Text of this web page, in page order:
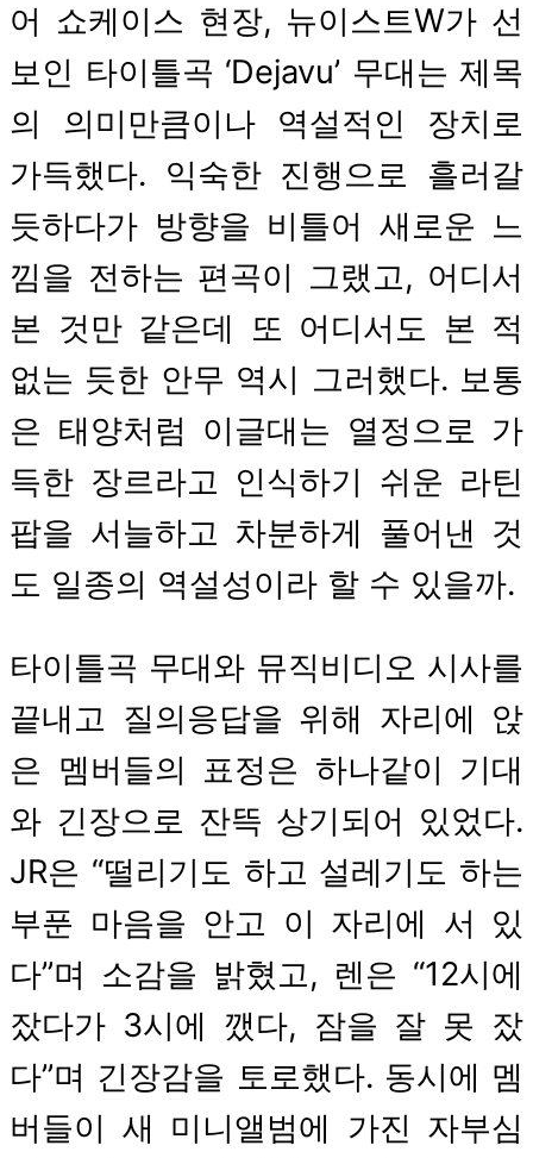
어 쇼케이스 현장, 뉴이스트W가 선
보인 타이틀곡 ‘Dejavu’ 무대는 제목
의 의미만큼이나 역설적인 장치로
가득했다. 익숙한 진행으로 흘러갈
듯하다가 방향을 비틀어 새로운 느
낌을 전하는 편곡이 그랬고, 어디서
본 것만 같은데 또 어디서도 본 적
없는 듯한 안무 역시 그러했다. 보통
은 태양처럼 이글대는 열정으로 가
득한 장르라고 인식하기 쉬운 라틴
팝을 서늘하고 차분하게 풀어낸 것
도 일종의 역설성이라 할 수 있을까.
타이틀곡 무대와 뮤직비디오 시사를
끝내고 질의응답을 위해 자리에 앉
은 멤버들의 표정은 하나같이 기대
와 긴장으로 잔뜩 상기되어 있었다.
JR은 “떨리기도 하고 설레기도 하는
부푼 마음을 안고 이 자리에 서 있
다”며 소감을 밝혔고, 렌은 “12시에
잤다가 3시에 깼다, 잠을 잘 못 잤
다”며 긴장감을 토로했다. 동시에 멤
버들이 새 미니앨범에 가진 자부심